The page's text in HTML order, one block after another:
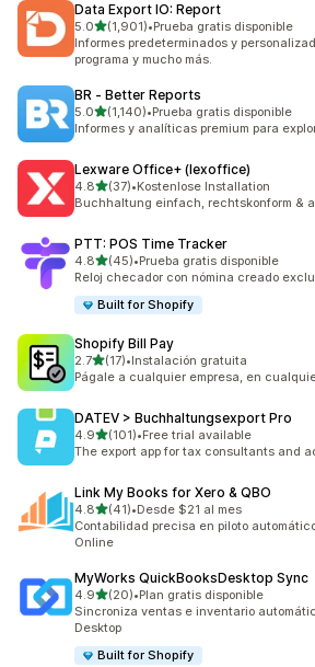
Data Export IO: Report
5.0de 5 estrellas
(1,901)
1901 reseñas en total
•Prueba gratis disponible
Informes predeterminados y
programa y mucho más.
BR ‑ Better Reports
5.0de 5 estrellas
(1,140)
1140 reseñas en total
•Prueba gratis disponible
Informes y analíticas premium para
Lexware Office+ (lexoffice)
4.8de 5 estrellas
(37)
37 reseñas en total
•Kostenlose Installation
Buchhaltung einfach, rechtskonform &
PTT: POS Time Tracker
4.8de 5 estrellas
(45)
45 reseñas en total
•Prueba gratis disponible
Reloj checador con nómina creado
Built for Shopify
Shopify Bill Pay
2.7de 5 estrellas
(17)
17 reseñas en total
•Instalación gratuita
Págale a cualquier empresa, en
DATEV > Buchhaltungsexport Pro
4.9de 5 estrellas
(101)
101 reseñas en total
•Free trial available
The export app for tax consultants and
Link My Books for Xero & QBO
4.8de 5 estrellas
(41)
41 reseñas en total
•Desde $21 al mes
Contabilidad precisa en piloto
Online
MyWorks QuickBooksDesktop Sync
4.9de 5 estrellas
(20)
20 reseñas en total
•Plan gratis disponible
Sincroniza ventas e inventario
Desktop
Built for Shopify